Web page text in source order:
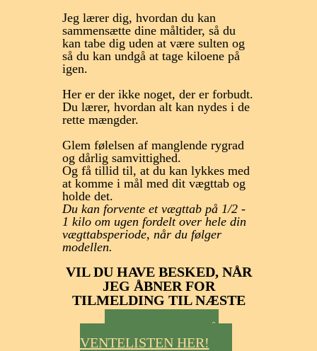
Jeg lærer dig, hvordan du kan
sammensætte dine måltider, så du
kan tabe dig uden at være sulten og
så du kan undgå at tage kiloene på
igen.
Her er der ikke noget, der er forbudt.
Du lærer, hvordan alt kan nydes i de
rette mængder.
Glem følelsen af manglende rygrad
og dårlig samvittighed.
Og få tillid til, at du kan lykkes med
at komme i mål med dit vægttab og
holde det.
Du kan forvente et vægttab på 1/2 -
1 kilo om ugen fordelt over hele din
vægttabsperiode, når du følger
modellen.
VIL DU HAVE BESKED, NÅR
JEG ÅBNER FOR
TILMELDING TIL NÆSTE
FORLØB?
SKRIV DIG PÅ
VENTELISTEN HER!